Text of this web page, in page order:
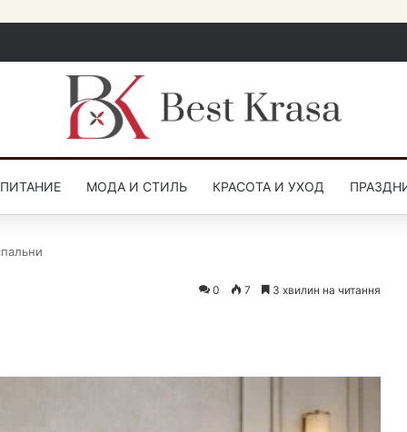
МОДА И СТИЛЬ КРАСОТА И УХОД
0 7 3 хвилин на читання